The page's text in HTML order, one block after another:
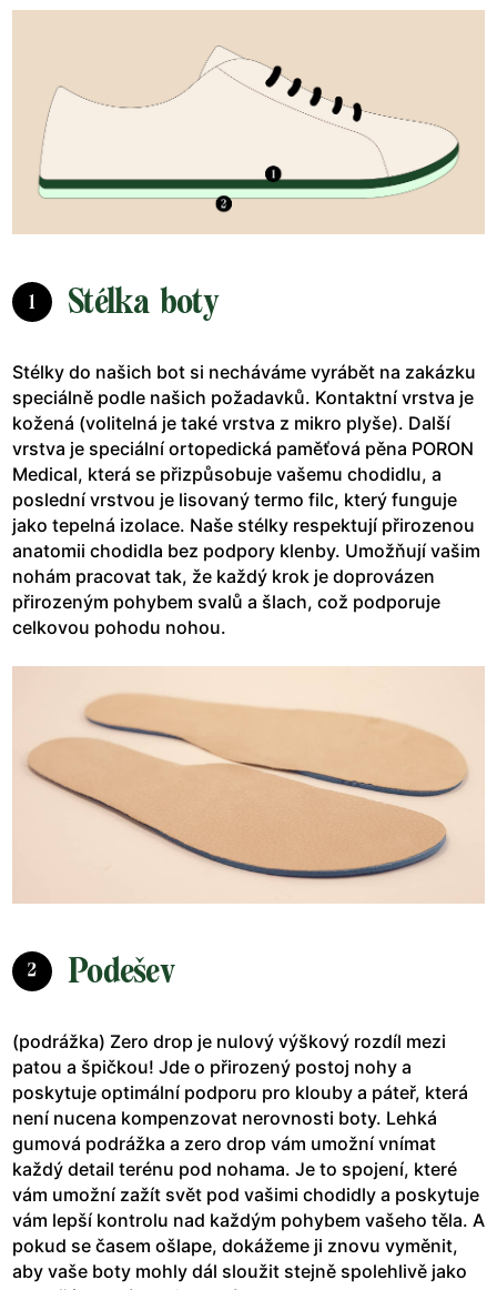
1 Stélka boty
Stélky do našich bot si necháváme vyrábět na zakázku
speciálně podle našich požadavků. Kontaktní vrstva je
kožená (volitelná je také vrstva z mikro plyše). Další
vrstva je speciální ortopedická paměťová pěna PORON
Medical, která se přizpůsobuje vašemu chodidlu, a
poslední vrstvou je lisovaný termo filc, který funguje
jako tepelná izolace. Naše stélky respektují přirozenou
anatomii chodidla bez podpory klenby. Umožňují vašim
nohám pracovat tak, že každý krok je doprovázen
přirozeným pohybem svalů a šlach, což podporuje
celkovou pohodu nohou.
2 Podešev
(podrážka) Zero drop je nulový výškový rozdíl mezi
patou a špičkou! Jde o přirozený postoj nohy a
poskytuje optimální podporu pro klouby a páteř, která
není nucena kompenzovat nerovnosti boty. Lehká
gumová podrážka a zero drop vám umožní vnímat
každý detail terénu pod nohama. Je to spojení, které
vám umožní zažít svět pod vašimi chodidly a poskytuje
vám lepší kontrolu nad každým pohybem vašeho těla. A
pokud se časem ošlape, dokážeme ji znovu vyměnit,
aby vaše boty mohly dál sloužit stejně spolehlivě jako